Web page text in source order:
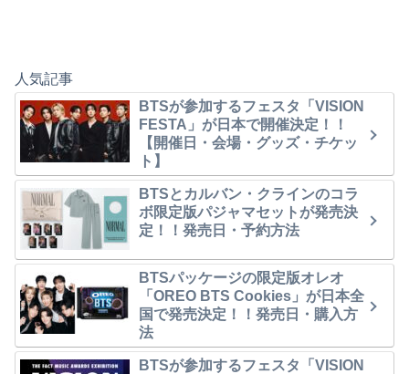
人気記事
BTSが参加するフェスタ「VISION
FESTA」が日本で開催決定！！
【開催日・会場・グッズ・チケッ
ト】
BTSとカルバン・クラインのコラ
ボ限定版パジャマセットが発売決
定！！発売日・予約方法
BTSパッケージの限定版オレオ
「OREO BTS Cookies」が日本全
国で発売決定！！発売日・購入方
法
BTSが参加するフェスタ「VISION